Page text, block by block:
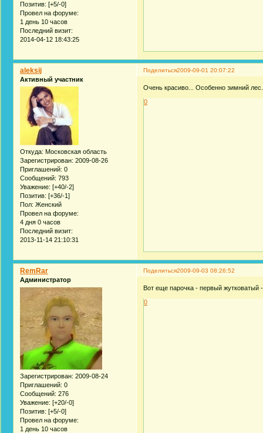
Позитив: [+5/-0]
Провел на форуме:
1 день 10 часов
Последний визит:
2014-04-12 18:43:25
Поделиться2009-09-01 20:07:22
aleksij
Активный участник
Откуда: Московская область
Зарегистрирован: 2009-08-26
Приглашений: 0
Сообщений: 793
Уважение: [+40/-2]
Позитив: [+36/-1]
Пол: Женский
Провел на форуме:
4 дня 0 часов
Последний визит:
2013-11-14 21:10:31
Очень красиво... Особенно зимний
0
Поделиться2009-09-03 08:26:52
RemRar
Администратор
Зарегистрирован: 2009-08-24
Приглашений: 0
Сообщений: 276
Уважение: [+20/-0]
Позитив: [+5/-0]
Провел на форуме:
1 день 10 часов
Вот еще парочка - первый жутковатый
0